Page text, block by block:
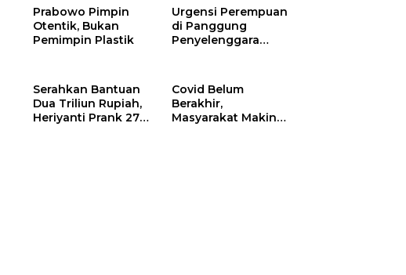
Prabowo Pimpin
Otentik, Bukan
Pemimpin Plastik
Urgensi Perempuan
di Panggung
Penyelenggara
Serahkan Bantuan
Dua Triliun Rupiah,
Heriyanti Prank 270
Covid Belum
Berakhir,
Masyarakat Makin